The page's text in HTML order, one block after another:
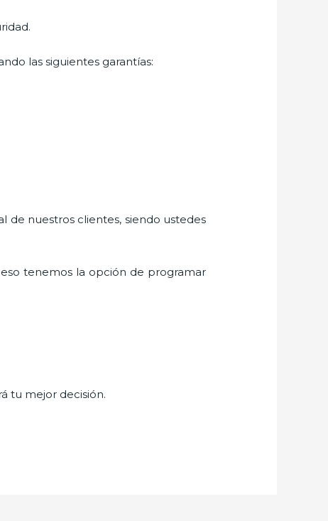
las siguientes garantías:
de nuestros clientes, siendo ustedes
tenemos la opción de programar
tu mejor decisión.